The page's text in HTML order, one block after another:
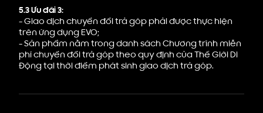
5.3 Ưu đãi 3:
- Giao dịch chuyển đổi trả góp phải được thực hiện
trên ứng dụng EVO;
- Sản phẩm nằm trong danh sách Chương trình miễn
phí chuyển đổi trả góp theo quy định của Thế Giới Di
Động tại thời điểm phát sinh giao dịch trả góp.